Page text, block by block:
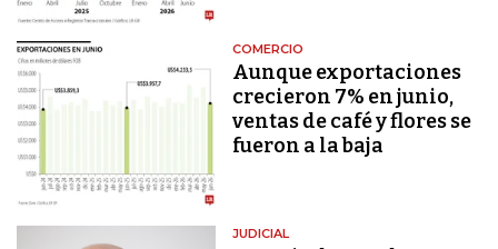
COMERCIO
Aunque exportaciones
crecieron 7% en junio,
ventas de café y flores se
fueron a la baja
JUDICIAL